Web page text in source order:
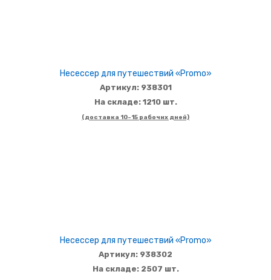
Несессер для путешествий «Promo»
Артикул: 938301
На складе: 1210 шт.
(доставка 10-15 рабочих дней)
Несессер для путешествий «Promo»
Артикул: 938302
На складе: 2507 шт.